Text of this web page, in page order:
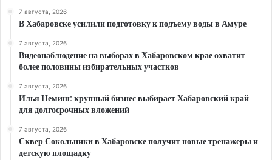
7 августа, 2026
В Хабаровске усилили подготовку к подъему воды в Амуре
7 августа, 2026
Видеонаблюдение на выборах в Хабаровском крае охватит
более половины избирательных участков
7 августа, 2026
Илья Немиш: крупный бизнес выбирает Хабаровский край
для долгосрочных вложений
7 августа, 2026
Сквер Сокольники в Хабаровске получит новые тренажеры и
детскую площадку